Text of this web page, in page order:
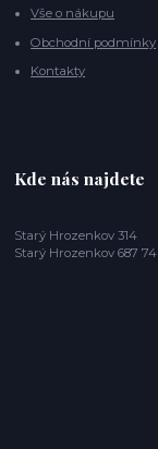
Vše o nákupu
Obchodní podmínky
Kontakty
Kde nás najdete
Starý Hrozenkov 314
Starý Hrozenkov 687 74